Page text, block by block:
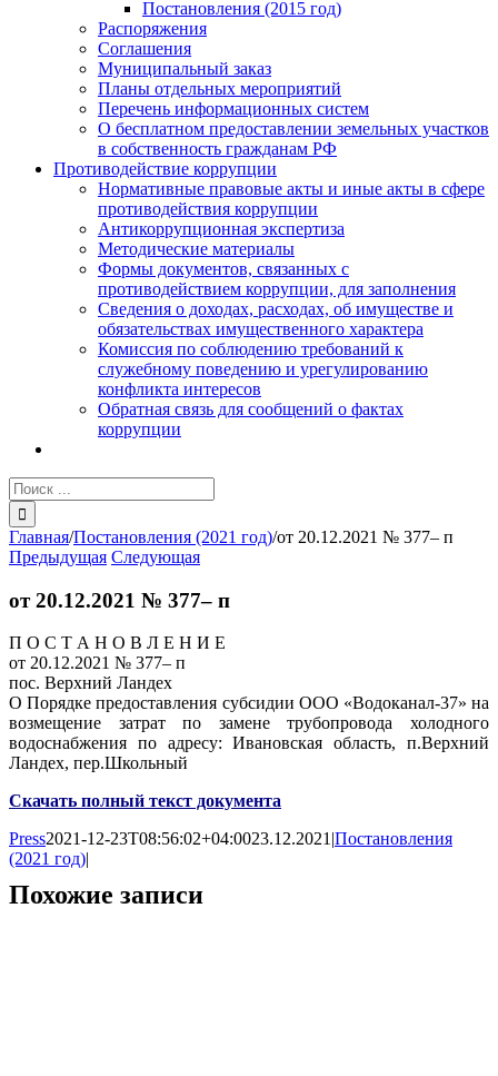
Постановления (2015 год)
Распоряжения
Соглашения
Муниципальный заказ
Планы отдельных мероприятий
Перечень информационных систем
О бесплатном предоставлении земельных участков
в собственность гражданам РФ
Противодействие коррупции
Нормативные правовые акты и иные акты в сфере
противодействия коррупции
Антикоррупционная экспертиза
Методические материалы
Формы документов, связанных с
противодействием коррупции, для заполнения
Сведения о доходах, расходах, об имуществе и
обязательствах имущественного характера
Комиссия по соблюдению требований к
служебному поведению и урегулированию
конфликта интересов
Обратная связь для сообщений о фактах
коррупции
Результат
поиска:
Главная/Постановления (2021 год)/от 20.12.2021 № 377– п
Предыдущая Следующая
от 20.12.2021 № 377– п
П О С Т А Н О В Л Е Н И Е
от 20.12.2021 № 377– п
пос. Верхний Ландех
О Порядке предоставления субсидии ООО «Водоканал-37» на
возмещение затрат по замене трубопровода холодного
водоснабжения по адресу: Ивановская область, п.Верхний
Ландех, пер.Школьный
Скачать полный текст документа
Press2021-12-23T08:56:02+04:0023.12.2021|Постановления
(2021 год)|
Похожие записи